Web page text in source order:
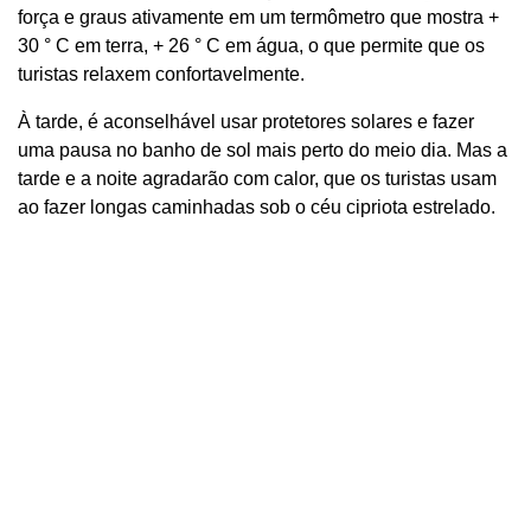
força e graus ativamente em um termômetro que mostra +
30 ° C em terra, + 26 ° C em água, o que permite que os
turistas relaxem confortavelmente.
À tarde, é aconselhável usar protetores solares e fazer
uma pausa no banho de sol mais perto do meio dia. Mas a
tarde e a noite agradarão com calor, que os turistas usam
ao fazer longas caminhadas sob o céu cipriota estrelado.